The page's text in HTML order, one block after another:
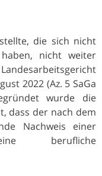
die sich nicht
nicht weiter
2022 (Az. 5 SaGa
wurde die
dass der nach dem
Nachweis einer
berufliche